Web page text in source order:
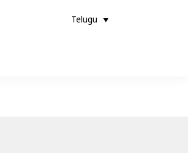
Telugu